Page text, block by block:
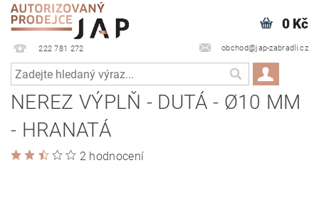
222 781 272 obchod@jap-zabradli.cz
0 Kč
NEREZ VÝPLŇ - DUTÁ - Ø10 MM
- HRANATÁ
2 hodnocení